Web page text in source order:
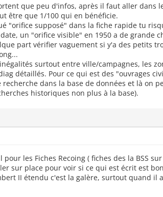
que peu d'infos, après il faut aller dans
être que 1/100 qui en bénéficie.
"orifice supposé" dans la fiche rapide tu
un "orifice visible" en 1950 a de grande
part vérifier vaguement si y'a des petits
surtout entre ville/campagnes, les
détaillés. Pour ce qui est des "ouvrages
dans la base de données et là on
historiques non plus à la base).
les Fiches Recoing ( fiches des la BSS
sur place pour voir si ce qui est écrit est
II étendu c'est la galère, surtout quand il